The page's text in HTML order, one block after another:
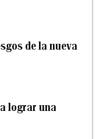
de la nueva
lograr una